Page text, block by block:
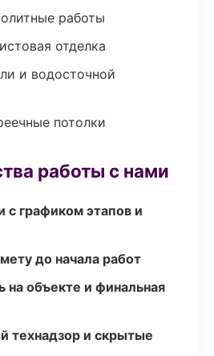
работы
отделка
и водосточной
потолки
работы с нами
с графиком этапов и
до начала работ
на объекте и финальная
технадзор и скрытые